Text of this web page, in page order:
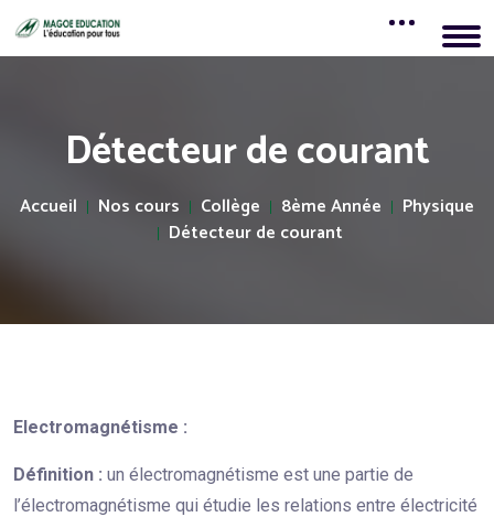
Détecteur de courant
Accueil Nos cours Collège 8ème Année
Physique
Détecteur de courant
Electromagnétisme :
Définition : un électromagnétisme est une partie de
l’électromagnétisme qui étudie les relations entre électricité